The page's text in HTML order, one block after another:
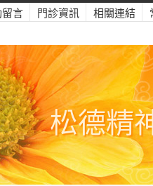
松德精
留言 門診資訊 相關連結